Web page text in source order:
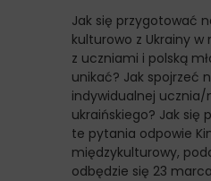
Jak się przygotować
kulturowo z Ukrainy w
z uczniami i polską
unikać? Jak spojrzeć
indywidualnej
ukraińskiego? Jak
te pytania odpowie
międzykulturowy,
odbędzie się 23